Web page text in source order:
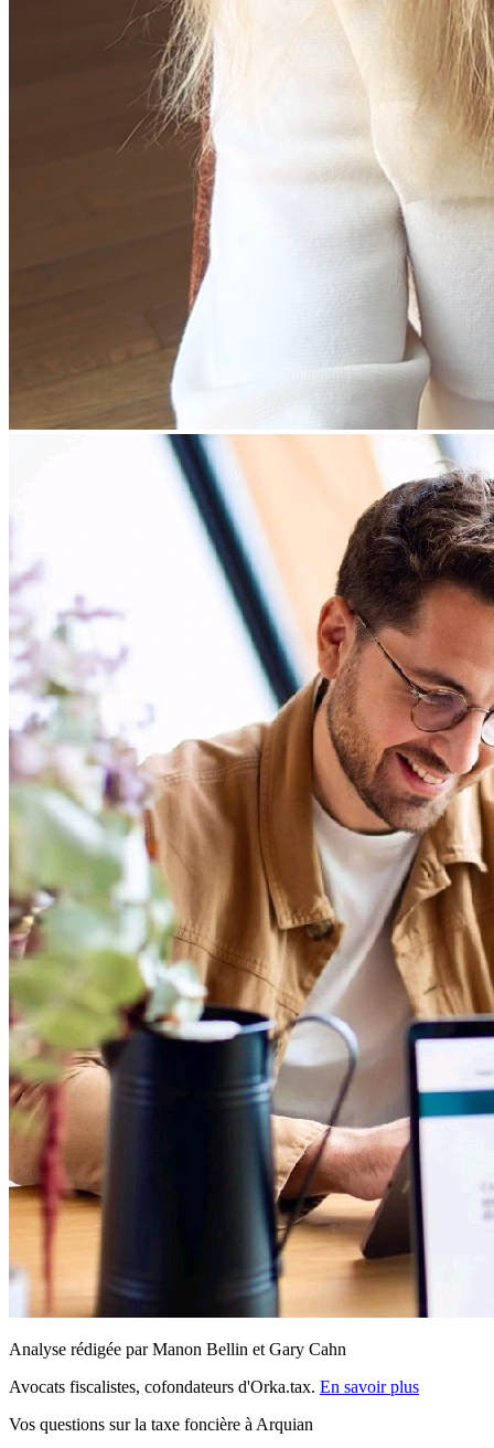
Analyse rédigée par Manon Bellin et Gary Cahn
Avocats fiscalistes, cofondateurs d'Orka.tax. En savoir plus
Vos questions sur la taxe foncière à Arquian